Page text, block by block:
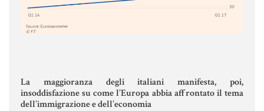
La maggioranza degli italiani manifesta, poi,
insoddisfazione su come l’Europa abbia affrontato il tema
dell’immigrazione e dell’economia